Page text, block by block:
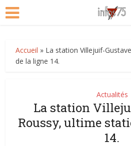
Accueil » La station Villejuif-
de la ligne 14.
Actualités
La station
Roussy, ultime
14.